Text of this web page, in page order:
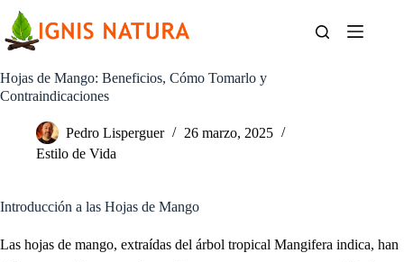
contenido
Hojas de Mango: Beneficios, Cómo Tomarlo y
Contraindicaciones
Pedro Lisperguer
26 marzo, 2025
Estilo de Vida
Introducción a las Hojas de Mango
Las hojas de mango, extraídas del árbol tropical Mangifera indica, han